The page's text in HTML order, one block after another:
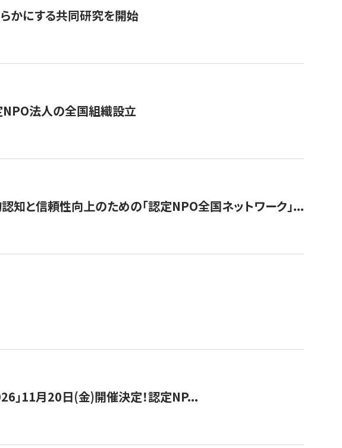
らかにする共同研究を開始
NPO法人の全国組織設立
と信頼性向上のための「認定NPO全国ネットワーク」...
」11月20日(金)開催決定！認定NP...